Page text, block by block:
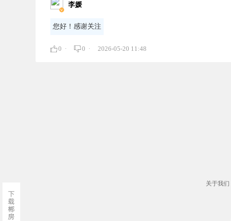
李媛
您好！感谢关注
0 · 0 · 2026-05-20 11:48
关于我们